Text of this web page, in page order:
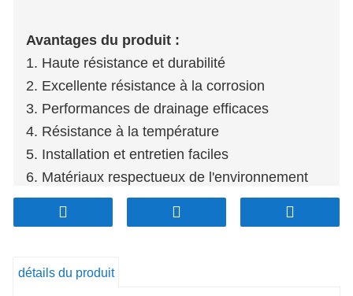
Avantages du produit :
1. Haute résistance et durabilité
2. Excellente résistance à la corrosion
3. Performances de drainage efficaces
4. Résistance à la température
5. Installation et entretien faciles
6. Matériaux respectueux de l'environnement
détails du produit